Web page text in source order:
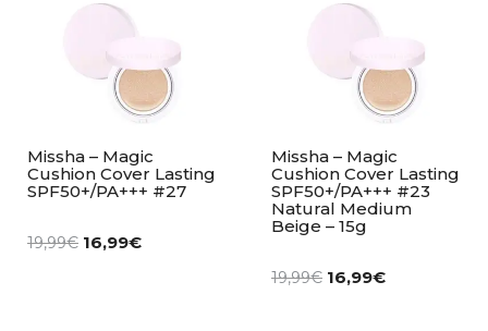
Missha – Magic
Cushion Cover Lasting
SPF50+/PA+++ #27
19,99€ 16,99€
Missha – Magic
Cushion Cover Lasting
SPF50+/PA+++ #23
Natural Medium
Beige – 15g
19,99€ 16,99€